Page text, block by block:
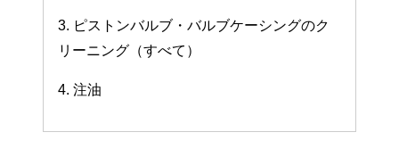
3. ピストンバルブ・バルブケーシングのク
リーニング（すべて）
4. 注油